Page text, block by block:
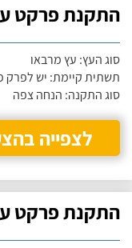
התקנת פרקט
סוג העץ: עץ מרבאו
תשתית קיימת: יש לפרק
סוג התקנה: הנחה צפה
לצפייה
התקנת פרקט